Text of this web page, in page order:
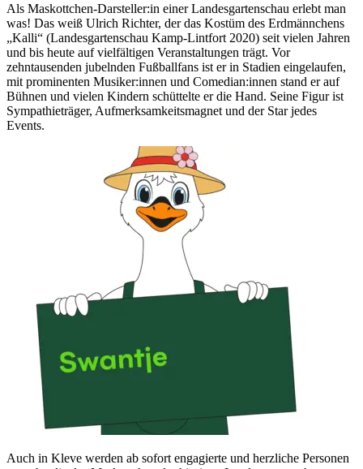
Als Maskottchen-Darsteller:in einer Landesgartenschau erlebt man
was! Das weiß Ulrich Richter, der das Kostüm des Erdmännchens
„Kalli“ (Landesgartenschau Kamp-Lintfort 2020) seit vielen Jahren
und bis heute auf vielfältigen Veranstaltungen trägt. Vor
zehntausenden jubelnden Fußballfans ist er in Stadien eingelaufen,
mit prominenten Musiker:innen und Comedian:innen stand er auf
Bühnen und vielen Kindern schüttelte er die Hand. Seine Figur ist
Sympathieträger, Aufmerksamkeitsmagnet und der Star jedes
Events.
Auch in Kleve werden ab sofort engagierte und herzliche Personen